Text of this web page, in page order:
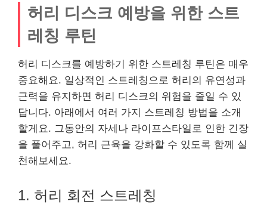
허리 디스크 예방을 위한 스트
레칭 루틴
허리 디스크를 예방하기 위한 스트레칭 루틴은 매우
중요해요. 일상적인 스트레칭으로 허리의 유연성과
근력을 유지하면 허리 디스크의 위험을 줄일 수 있
답니다. 아래에서 여러 가지 스트레칭 방법을 소개
할게요. 그동안의 자세나 라이프스타일로 인한 긴장
을 풀어주고, 허리 근육을 강화할 수 있도록 함께 실
천해보세요.
1. 허리 회전 스트레칭